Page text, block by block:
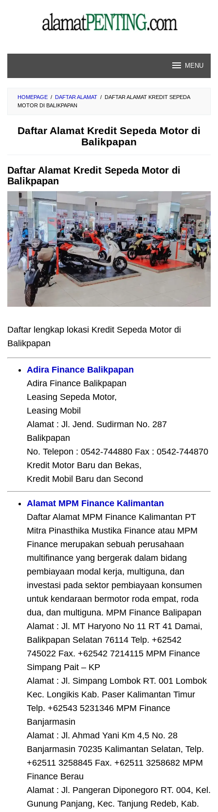
MENU
HOMEPAGE / DAFTAR ALAMAT / DAFTAR ALAMAT KREDIT SEPEDA
MOTOR DI BALIKPAPAN
Daftar Alamat Kredit Sepeda Motor di
Balikpapan
Daftar Alamat Kredit Sepeda Motor di
Balikpapan
Daftar lengkap lokasi Kredit Sepeda Motor di
Balikpapan
Adira Finance Balikpapan
Adira Finance Balikpapan
Leasing Sepeda Motor,
Leasing Mobil
Alamat : Jl. Jend. Sudirman No. 287
Balikpapan
No. Telepon : 0542-744880 Fax : 0542-744870
Kredit Motor Baru dan Bekas,
Kredit Mobil Baru dan Second
Alamat MPM Finance Kalimantan
Daftar Alamat MPM Finance Kalimantan PT
Mitra Pinasthika Mustika Finance atau MPM
Finance merupakan sebuah perusahaan
multifinance yang bergerak dalam bidang
pembiayaan modal kerja, multiguna, dan
investasi pada sektor pembiayaan konsumen
untuk kendaraan bermotor roda empat, roda
dua, dan multiguna. MPM Finance Balipapan
Alamat : Jl. MT Haryono No 11 RT 41 Damai,
Balikpapan Selatan 76114 Telp. +62542
745022 Fax. +62542 7214115 MPM Finance
Simpang Pait – KP
Alamat : Jl. Simpang Lombok RT. 001 Lombok
Kec. Longikis Kab. Paser Kalimantan Timur
Telp. +62543 5231346 MPM Finance
Banjarmasin
Alamat : Jl. Ahmad Yani Km 4,5 No. 28
Banjarmasin 70235 Kalimantan Selatan, Telp.
+62511 3258845 Fax. +62511 3258682 MPM
Finance Berau
Alamat : Jl. Pangeran Diponegoro RT. 004, Kel.
Gunung Panjang, Kec. Tanjung Redeb, Kab.